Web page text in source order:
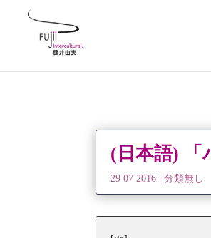
(日本語) 「
29 07 2016 |分類無し